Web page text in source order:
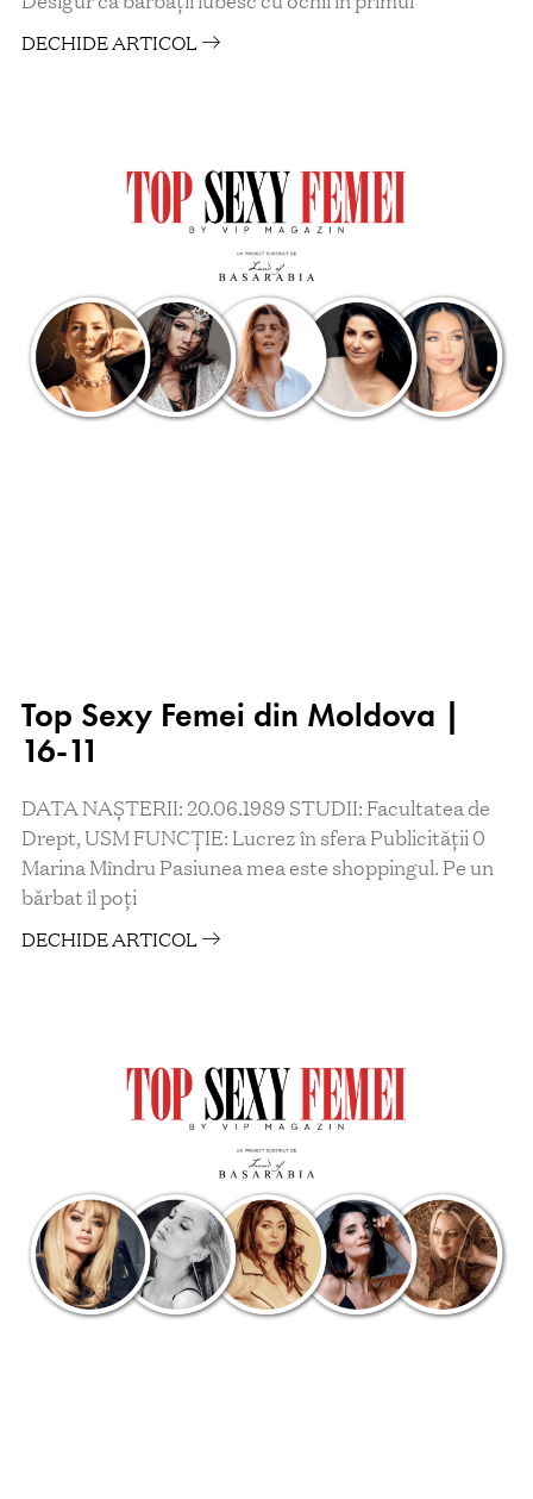
DECHIDE ARTICOL
Top Sexy Femei din Moldova |
16-11
DATA NAȘTERII: 20.06.1989 STUDII: Facultatea de
Drept, USM FUNCŢIE: Lucrez în sfera Publicității 0
Marina Mîndru Pasiunea mea este shoppingul. Pe un
bărbat îl poţi
DECHIDE ARTICOL